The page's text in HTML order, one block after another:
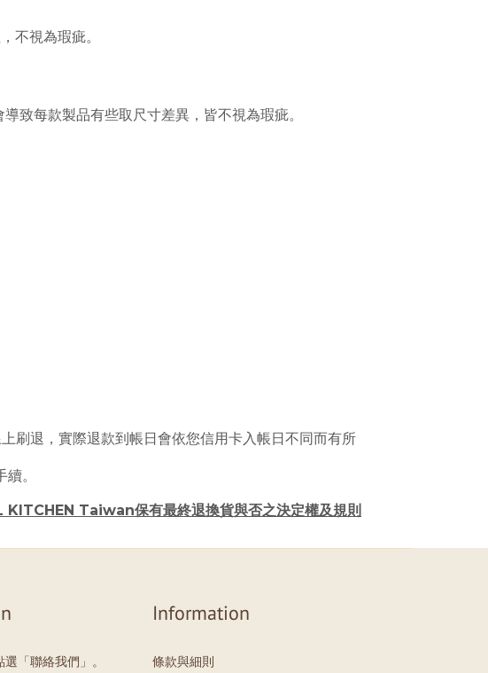
不視為瑕疵。
致每款製品有些取尺寸差異，皆不視為瑕疵。
刷退， 實際退款到帳日會依您信用卡入帳日不同而有所
。
Taiwan保有最終退換貨與否之決定權及規則
「聯絡我們」。
Information
條款與細則